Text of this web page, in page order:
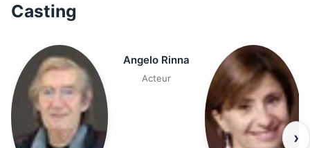
Casting
Angelo Rinna
Acteur
›